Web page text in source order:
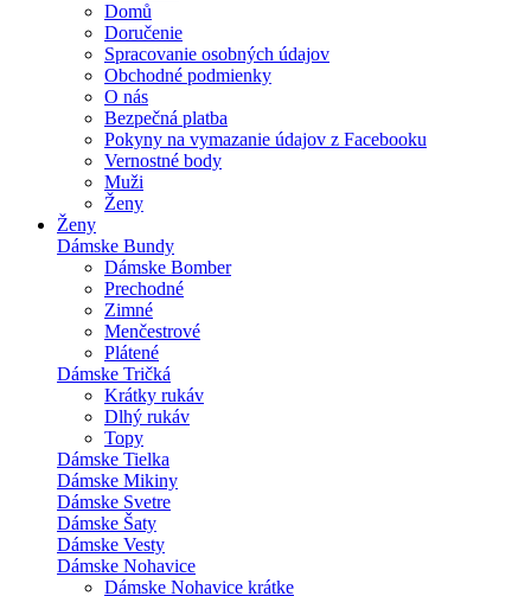
Domů
Doručenie
Spracovanie osobných údajov
Obchodné podmienky
O nás
Bezpečná platba
Pokyny na vymazanie údajov z Facebooku
Vernostné body
Muži
Ženy
Ženy
Dámske Bundy
Dámske Bomber
Prechodné
Zimné
Menčestrové
Plátené
Dámske Tričká
Krátky rukáv
Dlhý rukáv
Topy
Dámske Tielka
Dámske Mikiny
Dámske Svetre
Dámske Šaty
Dámske Vesty
Dámske Nohavice
Dámske Nohavice krátke